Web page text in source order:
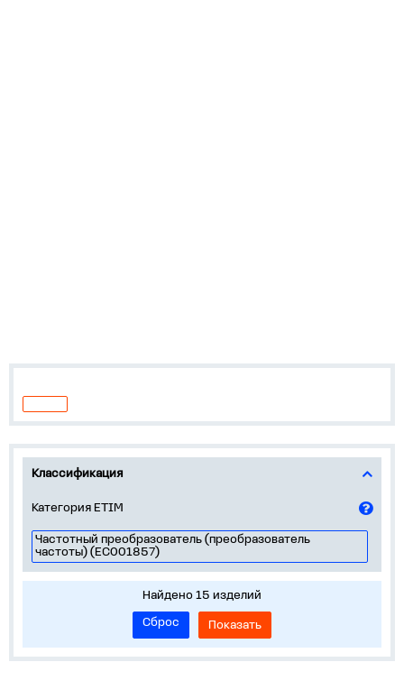
Классификация
Категория ETIM
Частотный преобразователь (преобразователь
частоты) (EC001857)
Найдено 15 изделий
Сброс
Показать